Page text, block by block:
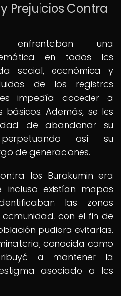
Prejuicios Contra
enfrentaban una
en todos los
social, económica y
de los registros
impedía acceder a
básicos. Además, se les
de abandonar su
así su
de generaciones.
los Burakumin era
existían mapas
las zonas
con el fin de
pudiera evitarlas.
conocida como
a mantener la
asociado a los